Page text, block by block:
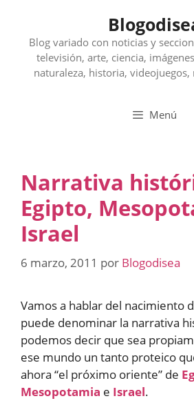
contenidoBlog variado con noticias y
televisión, arte, ciencia,
naturaleza, historia,
Menú
Narrativa
Egipto,
Israel
6 marzo, 2011 por Blogodisea
Vamos a hablar del nacimiento
puede denominar la narrativa
podemos decir que sea
ese mundo un tanto proteico
ahora “el próximo oriente” de
Mesopotamia e Israel.